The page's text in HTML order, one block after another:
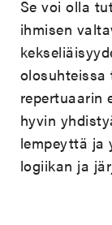
Se voi olla
ihmisen
olosuhteissa
repertuaarin
hyvin
lempeyttä ja
logiikan ja